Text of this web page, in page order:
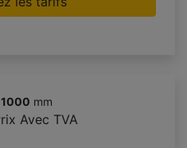
1000 mm
Avec TVA